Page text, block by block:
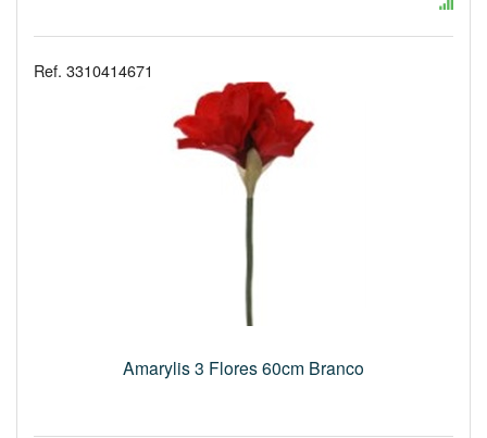
Ref. 3310414671
Amarylis 3 Flores 60cm Branco